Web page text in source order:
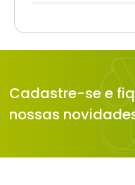
Cadastre-se e
nossas